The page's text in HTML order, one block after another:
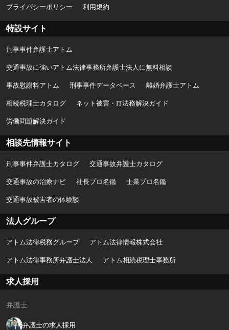
プライバシーポリシー 利用規約
特設サイト
刑事事件弁護士アトム
交通事故に強いアトム法律事務所弁護士法人に無料相談
事故慰謝料アトム 刑事事件データベース 離婚弁護士アトム
相続税理士カタログ ネット被害・IT法務解決ガイド
労働問題解決ガイド
相談先情報サイト
刑事事件弁護士カタログ 交通事故弁護士カタログ
交通事故の治療ナビ 社長プロ名鑑 士業プロ名鑑
交通事故被害者の体験談
法人グループ
アトム法律税務グループ アトム法律情報株式会社
アトム法律事務所弁護士法人 アトム相続税理士事務所
求人採用
弁護士
弁護士の求人採用